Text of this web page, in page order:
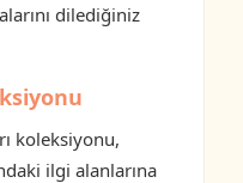
dilediğiniz
koleksiyonu,
ilgi alanlarına